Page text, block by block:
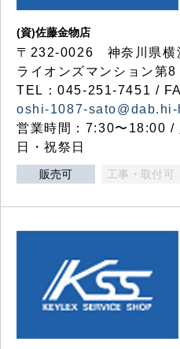
(資)佐藤金物店
〒232-0026 神奈川県
ライオンズマンション
TEL：045-251-7451 /
oshi-1087-
営業時間：7:30〜18:00 /
日・祝祭日
販売可 工事・取付可